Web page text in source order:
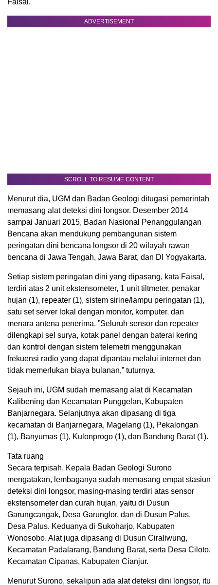
Faisal.
ADVERTISEMENT
SCROLL TO RESUME CONTENT
Menurut dia, UGM dan Badan Geologi ditugasi pemerintah
memasang alat deteksi dini longsor. Desember 2014
sampai Januari 2015, Badan Nasional Penanggulangan
Bencana akan mendukung pembangunan sistem
peringatan dini bencana longsor di 20 wilayah rawan
bencana di Jawa Tengah, Jawa Barat, dan DI Yogyakarta.
Setiap sistem peringatan dini yang dipasang, kata Faisal,
terdiri atas 2 unit ekstensometer, 1 unit tiltmeter, penakar
hujan (1), repeater (1), sistem sirine/lampu peringatan (1),
satu set server lokal dengan monitor, komputer, dan
menara antena penerima. ”Seluruh sensor dan repeater
dilengkapi sel surya, kotak panel dengan baterai kering
dan kontrol dengan sistem telemetri menggunakan
frekuensi radio yang dapat dipantau melalui internet dan
tidak memerlukan biaya bulanan,” tuturnya.
Sejauh ini, UGM sudah memasang alat di Kecamatan
Kalibening dan Kecamatan Punggelan, Kabupaten
Banjarnegara. Selanjutnya akan dipasang di tiga
kecamatan di Banjarnegara, Magelang (1), Pekalongan
(1), Banyumas (1), Kulonprogo (1), dan Bandung Barat (1).
Tata ruang
Secara terpisah, Kepala Badan Geologi Surono
mengatakan, lembaganya sudah memasang empat stasiun
deteksi dini longsor, masing-masing terdiri atas sensor
ekstensometer dan curah hujan, yaitu di Dusun
Garungcangak, Desa Garunglor, dan di Dusun Palus,
Desa Palus. Keduanya di Sukoharjo, Kabupaten
Wonosobo. Alat juga dipasang di Dusun Ciraliwung,
Kecamatan Padalarang, Bandung Barat, serta Desa Ciloto,
Kecamatan Cipanas, Kabupaten Cianjur.
Menurut Surono, sekalipun ada alat deteksi dini longsor, itu